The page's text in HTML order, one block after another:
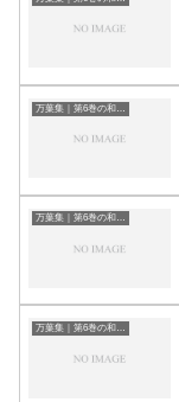
万葉集｜第6巻の和歌一覧
万葉集｜第6巻の和歌一覧
万葉集｜第6巻の和歌一覧